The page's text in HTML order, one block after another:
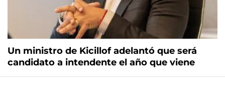
Un ministro de Kicillof adelantó que será
candidato a intendente el año que viene